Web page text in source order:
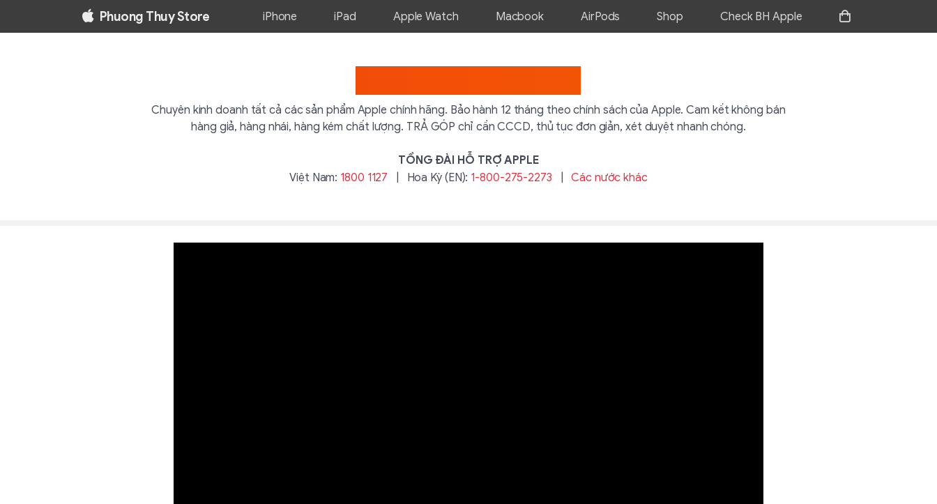
Phuong Thuy Store iPhone iPad Apple Watch Macbook AirPods Shop Check BH Apple
Chuyên kinh doanh tất cả các sản phẩm Apple chính hãng. Bảo hành 12 tháng theo chính sách của Apple. Cam kết không bán
hàng giả, hàng nhái, hàng kém chất lượng. TRẢ GÓP chỉ cần CCCD, thủ tục đơn giản, xét duyệt nhanh chóng.
TỔNG ĐÀI HỖ TRỢ APPLE
Việt Nam: 1800 1127 Hoa Kỳ (EN): 1-800-275-2273 |Các nước khác